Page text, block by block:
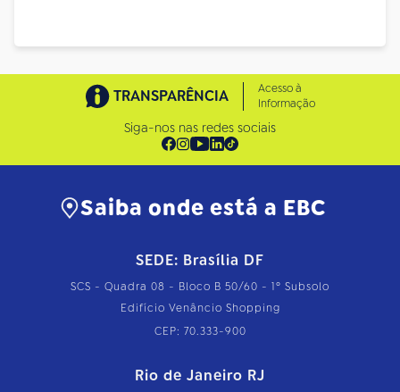
TRANSPARÊNCIA
Acesso à
Informação
Siga-nos nas redes sociais
Saiba onde está a EBC
SEDE: Brasília DF
SCS - Quadra 08 - Bloco B 50/60 - 1º Subsolo
Edifício Venâncio Shopping
CEP: 70.333-900
Rio de Janeiro RJ